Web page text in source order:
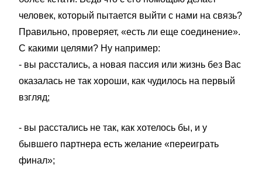
человек, который пытается выйти с нами на связь?
Правильно, проверяет, «есть ли еще соединение».
С какими целями? Ну например:
- вы расстались, а новая пассия или жизнь без Вас
оказалась не так хороши, как чудилось на первый
взгляд;
- вы расстались не так, как хотелось бы, и у
бывшего партнера есть желание «переиграть
финал»;